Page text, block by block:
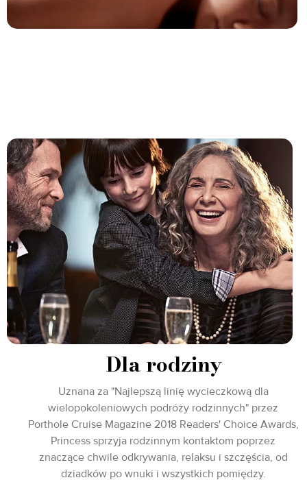
Dla rodziny
Uznana za "Najlepszą linię wycieczkową dla
wielopokoleniowych podróży rodzinnych" przez
Porthole Cruise Magazine 2018 Readers' Choice Awards,
Princess sprzyja rodzinnym kontaktom poprzez
znaczące chwile odkrywania, relaksu i szczęścia, od
dziadków po wnuki i wszystkich pomiędzy.